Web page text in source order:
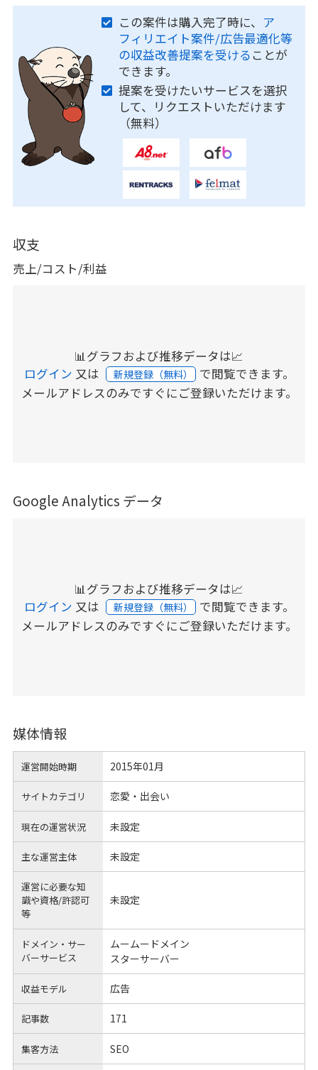
この案件は購入完了時に、 ア
フィリエイト案件/広告最適化等
の収益改善提案を受ける ことが
できます。
提案を受けたいサービスを選択
して、リクエストいただけます
（無料）
収支
売上/コスト/利益
📊グラフおよび推移データは📈
ログイン 又は 新規登録（無料） で閲覧できます。
メールアドレスのみですぐにご登録いただけます。
Google Analytics データ
📊グラフおよび推移データは📈
ログイン 又は 新規登録（無料） で閲覧できます。
メールアドレスのみですぐにご登録いただけます。
媒体情報
運営開始時期 2015年01月
サイトカテゴリ 恋愛・出会い
現在の運営状況 未設定
主な運営主体 未設定
運営に必要な知
識や資格/許認可
等
未設定
ドメイン・サー
バーサービス
ムームードメイン
スターサーバー
収益モデル 広告
記事数 171
集客方法 SEO